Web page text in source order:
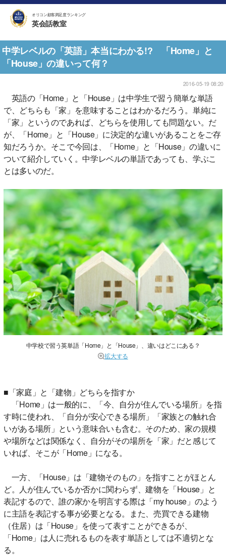
オリコン顧客満足度ランキング
英会話教室
中学レベルの「英語」本当にわかる!? 「Home」と
「House」の違いって何？
2016-05-19 08:20
英語の「Home」と「House」は中学生で習う簡単な単語
で、どちらも「家」を意味することはわかるだろう。単純に
「家」というのであれば、どちらを使用しても問題ない。だ
が、「Home」と「House」に決定的な違いがあることをご存
知だろうか。そこで今回は、「Home」と「House」の違いに
ついて紹介していく。中学レベルの単語であっても、学ぶこ
とは多いのだ。
中学校で習う英単語「Home」と「House」、違いはどこにある？
拡大する
■「家庭」と「建物」どちらを指すか
「Home」は一般的に、「今、自分が住んでいる場所」を指
す時に使われ、「自分が安心できる場所」「家族との触れ合
いがある場所」という意味合いも含む。そのため、家の規模
や場所などは関係なく、自分がその場所を「家」だと感じて
いれば、そこが「Home」になる。
一方、「House」は「建物そのもの」を指すことがほとん
ど。人が住んでいるか否かに関わらず、建物を「House」と
表記するので、誰の家かを明言する際は「my house」のよう
に主語を表記する事が必要となる。また、売買できる建物
（住居）は「House」を使って表すことができるが、
「Home」は人に売れるものを表す単語としては不適切とな
る。